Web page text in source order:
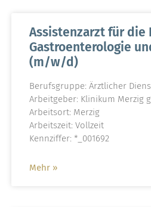
Assistenzarzt für die
Gastroenterologie
(m/w/d)
Berufsgruppe: Ärztlicher
Arbeitgeber: Klinikum Merzig
Arbeitsort: Merzig
Arbeitszeit: Vollzeit
Kennziffer: *_001692
Mehr »